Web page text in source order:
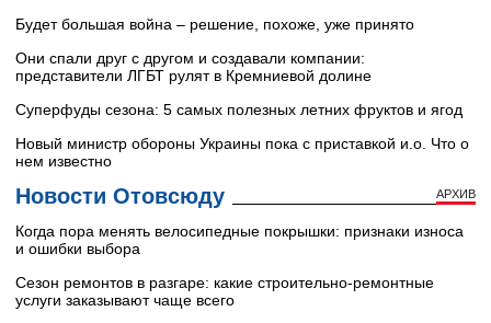
Будет большая война – решение, похоже, уже принято
Они спали друг с другом и создавали компании:
представители ЛГБТ рулят в Кремниевой долине
Суперфуды сезона: 5 самых полезных летних фруктов и ягод
Новый министр обороны Украины пока с приставкой и.о. Что о
нем известно
Новости Отовсюду АРХИВ
Когда пора менять велосипедные покрышки: признаки износа
и ошибки выбора
Сезон ремонтов в разгаре: какие строительно-ремонтные
услуги заказывают чаще всего